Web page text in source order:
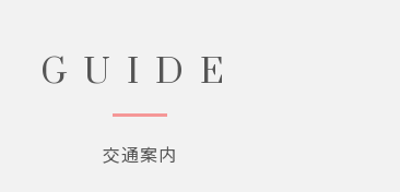
GUIDE
交通案内